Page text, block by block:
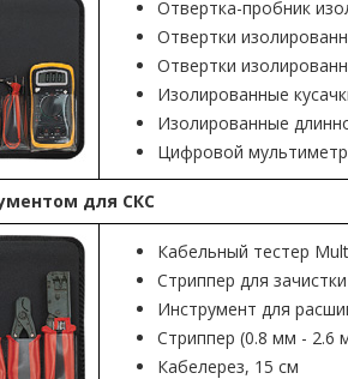
Отвертка-пробник
Отвертки
Отвертки
Изолированные
Изолированные
Цифровой мультиметр
для СКС
Кабельный тестер
Стриппер для
Инструмент для
Стриппер (0.8 мм - 2.6
Кабелерез, 15 см